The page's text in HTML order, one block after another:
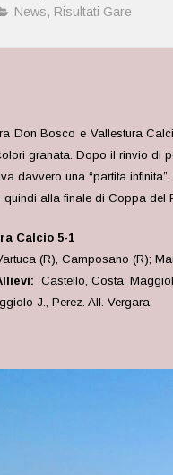
News, Risultati Gare
Don Bosco e Vallestura
granata. Dopo il rinvio di
davvero una “partita
alla finale di Coppa del
Calcio 5-1
(R), Camposano (R);
Castello, Costa,
J., Perez. All. Vergara.